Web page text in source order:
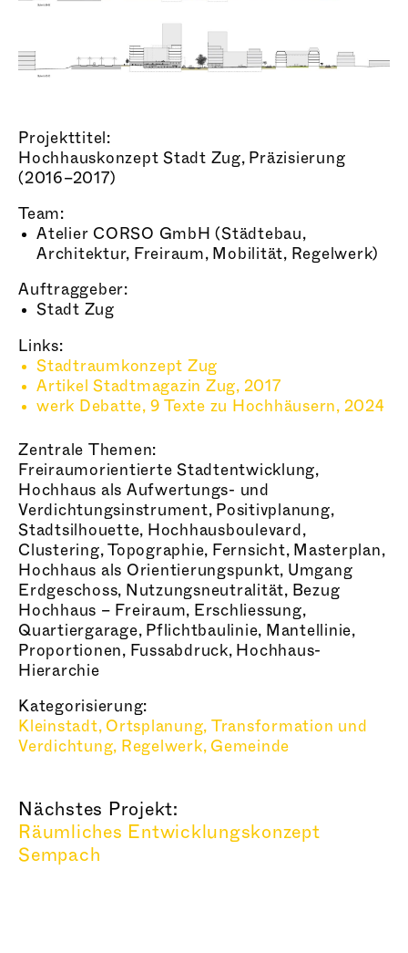
Zentrale Themen:
Freiraumorientierte Stadtentwicklung,
Hochhaus als Aufwertungs- und
Verdichtungsinstrument, Positivplanung,
Stadtsilhouette, Hochhausboulevard,
Clustering, Topographie, Fernsicht, Masterplan,
Hochhaus als Orientierungspunkt, Umgang
Erdgeschoss, Nutzungsneutralität, Bezug
Hochhaus – Freiraum, Erschliessung,
Quartiergarage, Pflichtbaulinie, Mantellinie,
Proportionen, Fussabdruck, Hochhaus-
Hierarchie
Kategorisierung:
Kleinstadt, Ortsplanung, Transformation und
Verdichtung, Regelwerk, Gemeinde
Projekttitel:
Hochhauskonzept Stadt Zug, Präzisierung
(2016–2017)
Team:
Atelier CORSO GmbH (Städtebau,
Architektur, Freiraum, Mobilität, Regelwerk)
Auftraggeber:
Stadt Zug
Links:
Stadtraumkonzept Zug
Artikel Stadtmagazin Zug, 2017
werk Debatte, 9 Texte zu Hochhäusern, 2024
Nächstes Projekt:
Räumliches Entwicklungskonzept
Sempach